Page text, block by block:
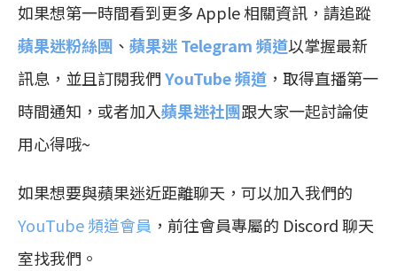
如果想第一時間看到更多 Apple 相關資訊，請追蹤
蘋果迷粉絲團 、 蘋果迷 Telegram 頻道以掌握最新
訊息，並且訂閱我們YouTube 頻道 ，取得直播第一
時間通知，或者加入蘋果迷社團跟大家一起討論使
用心得哦~
如果想要與蘋果迷近距離聊天，可以加入我們的
YouTube 頻道會員 ，前往會員專屬的 Discord 聊天
室找我們。